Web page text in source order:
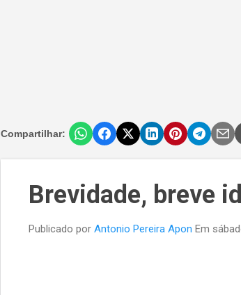
Compartilhar:
Brevidade, breve
Publicado por Antonio Pereira Apon Em